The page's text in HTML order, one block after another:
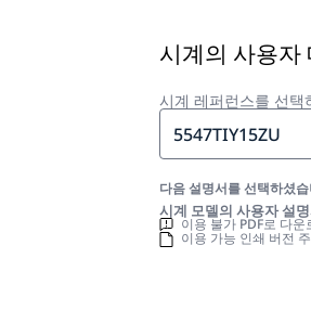
시계의 사용자
시계 레퍼런스를 선택
5547TIY15ZU
다음 설명서를 선택하셨
시계 모델의 사용자 설
이용 불가 PDF로 다운
이용 가능 인쇄 버전